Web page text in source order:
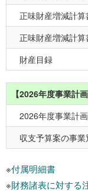
正味財産増減計算
正味財産増減計算
財産目録
【2026年度事業計
2026年度事業計
収支予算案の事業
※付属明細書
※財務諸表に対する